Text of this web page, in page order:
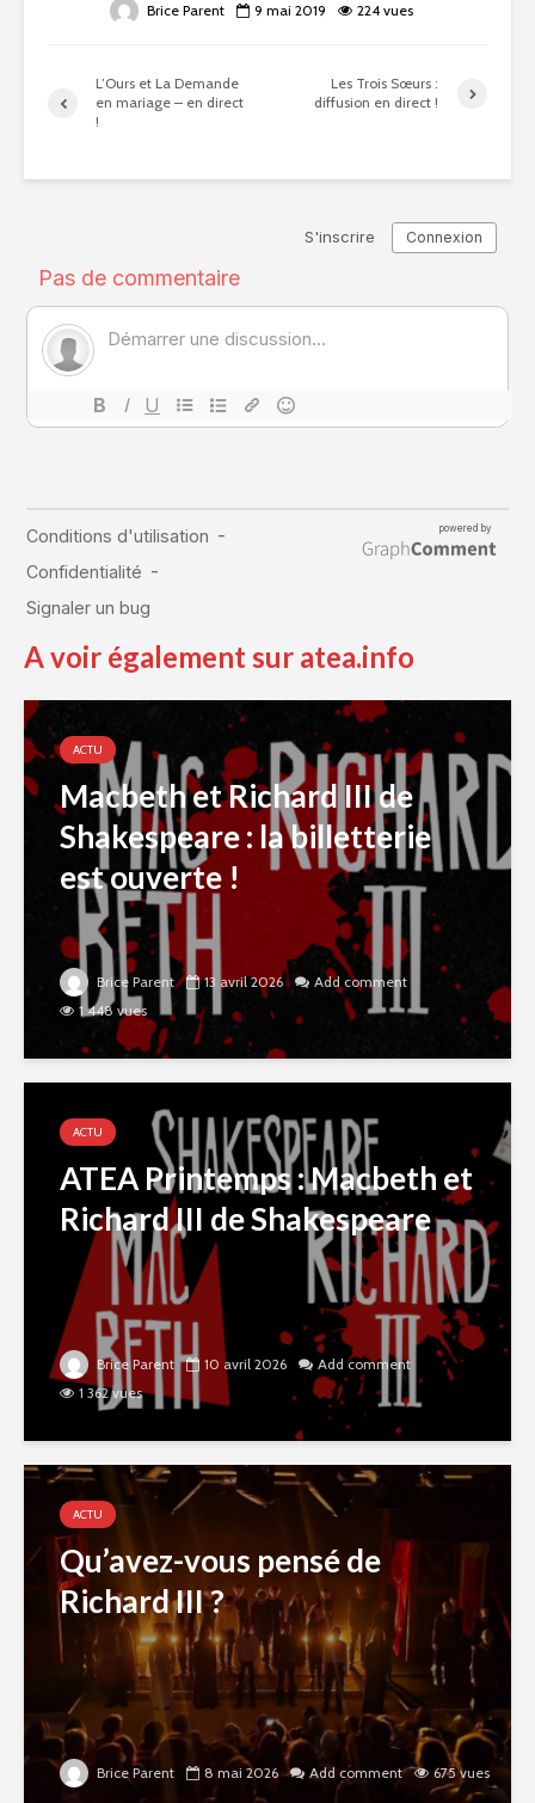
Brice Parent 9 mai 2019 224 vues
L’Ours et La Demande
en mariage – en direct
!
Les Trois Sœurs :
diffusion en direct !
A voir également sur atea.info
ACTU
Macbeth et Richard III de
Shakespeare : la billetterie
est ouverte !
Brice Parent 13 avril 2026
Add comment
1 448 vues
ACTU
ATEA Printemps : Macbeth et
Richard III de Shakespeare
Brice Parent 10 avril 2026
Add comment
1 362 vues
ACTU
Qu’avez-vous pensé de
Richard III ?
Brice Parent 8 mai 2026 Add comment 675 vues